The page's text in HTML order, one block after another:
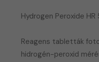
Hydrogen Peroxide
Reagens tabletták
hidrogén-peroxid